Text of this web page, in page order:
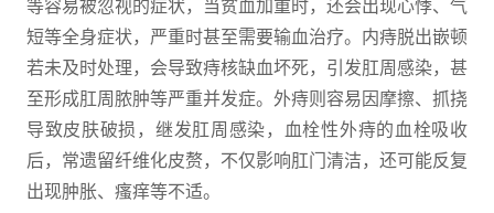
等容易被忽视的症状，当贫血加重时，还会出现心悸、气
短等全身症状，严重时甚至需要输血治疗。内痔脱出嵌顿
若未及时处理，会导致痔核缺血坏死，引发肛周感染，甚
至形成肛周脓肿等严重并发症。外痔则容易因摩擦、抓挠
导致皮肤破损，继发肛周感染，血栓性外痔的血栓吸收
后，常遗留纤维化皮赘，不仅影响肛门清洁，还可能反复
出现肿胀、瘙痒等不适。